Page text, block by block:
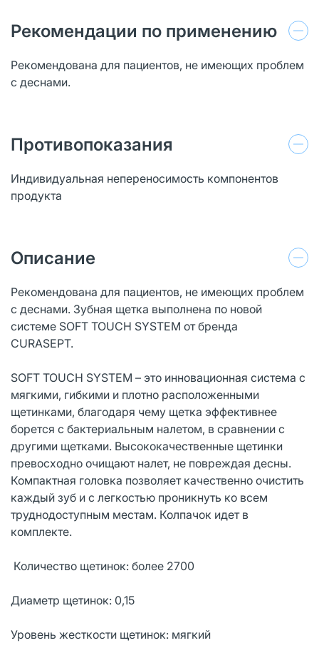
Рекомендации по применению
Рекомендована для пациентов, не имеющих проблем
с деснами.
Противопоказания
Индивидуальная непереносимость компонентов
продукта
Описание
Рекомендована для пациентов, не имеющих проблем
с деснами. Зубная щетка выполнена по новой
системе SOFT TOUCH SYSTEM от бренда
CURASEPT.
SOFT TOUCH SYSTEM – это инновационная система с
мягкими, гибкими и плотно расположенными
щетинками, благодаря чему щетка эффективнее
борется с бактериальным налетом, в сравнении с
другими щетками. Высококачественные щетинки
превосходно очищают налет, не повреждая десны.
Компактная головка позволяет качественно очистить
каждый зуб и с легкостью проникнуть ко всем
труднодоступным местам. Колпачок идет в
комплекте.
Количество щетинок: более 2700
Диаметр щетинок: 0,15
Уровень жесткости щетинок: мягкий